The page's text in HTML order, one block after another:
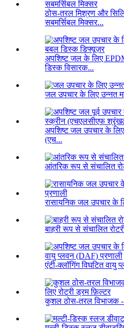
ठोस-तरल मिश्रण और
सबमर्सिबल मिक्सर...
अपशिष्ट जल के लिए
डिस्क विसारक...
जल उपचार के लिए उन्नत
अपशिष्ट जल उपचार के
(एच...
आंतरिक रूप से संचालित
रासायनिक जल उपचार के
बाहरी रूप से संचालित
एंटी-क्लॉगिंग विघटित वायु
कुशल ठोस-तरल विभाजक -